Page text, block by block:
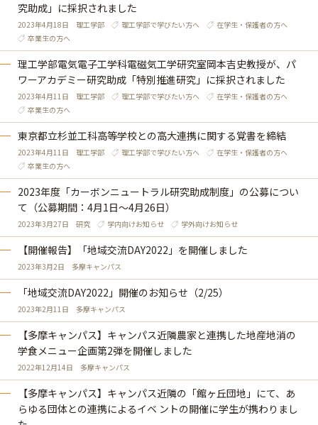
究助成」に採択されました
2023年4月18日 理工学部 理工学部で学びたい方へ
在学生・保護者の方へ
卒業生の方へ
理工学部電気電子工学科電磁気工学研究室岡本吉史教授が、パ
ワーアカデミー研究助成「特別推進研究」に採択されました
2023年4月11日 理工学部 理工学部で学びたい方へ
在学生・保護者の方へ
卒業生の方へ
東京都立杉並工科高等学校との高大連携に関する覚書を締結
2023年4月11日 理工学部 理工学部で学びたい方へ
在学生・保護者の方へ
卒業生の方へ
2023年度「カーボンニュートラル研究助成制度」の公募につい
て（公募期間：4月1日～4月26日）
2023年3月27日 研究 学内向けお知らせ 学外向けお知らせ
【開催報告】「地域交流DAY2022」を開催しました
2023年3月2日 多摩キャンパス
「地域交流DAY2022」開催のお知らせ（2/25）
2023年2月11日 多摩キャンパス
【多摩キャンパス】キャンパス近隣農家と連携した地産地消の
学食メニュー企画第2弾を開催しました
2022年12月14日 多摩キャンパス
【多摩キャンパス】キャンパス近隣の「館ヶ丘団地」にて、あ
らゆる団体との連携によるイベ ントの開催に学生が携わりまし